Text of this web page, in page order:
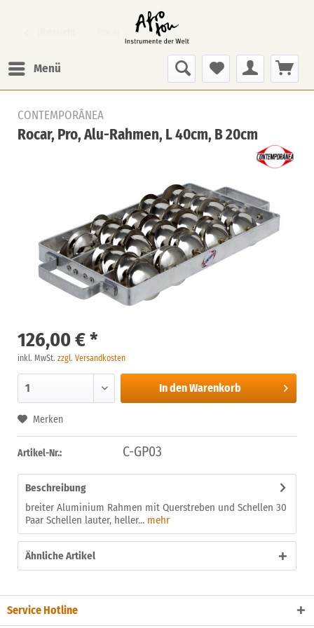
Menü
CONTEMPORÂNEA
Rocar, Pro, Alu-Rahmen, L 40cm, B 20cm
126,00 € *
inkl. MwSt. zzgl. Versandkosten
In denWarenkorb
Merken
Artikel-Nr.: C-GP03
Beschreibung
breiter Aluminium Rahmen mit Querstreben und Schellen 30
Paar Schellen lauter, heller... mehr
Ähnliche Artikel
Service Hotline